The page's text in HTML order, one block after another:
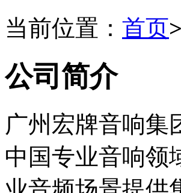
当前位置： 首页>
公司简介
广州宏牌音响集
中国专业音响领